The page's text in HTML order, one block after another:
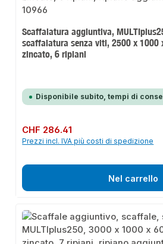
Scaffalatura aggiuntiva,
scaffalatura senza viti, 2500 x 1000
zincato, 6 ripiani
Disponibile subito, tempi di
Prezzo normale:
CHF 286.41
Prezzi incl. IVA più costi di spedizione
Nel carrello